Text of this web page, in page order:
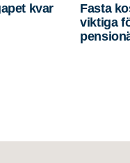
kvar
Fasta
viktiga